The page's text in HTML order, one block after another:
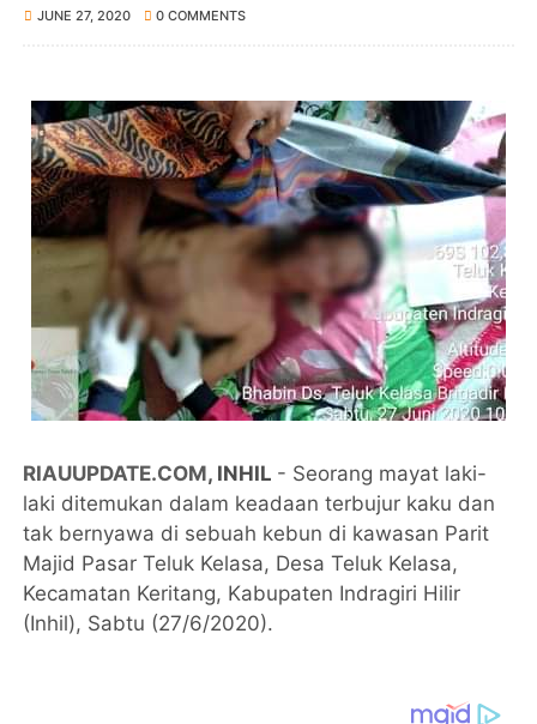
JUNE 27, 2020 0 COMMENTS
RIAUUPDATE.COM, INHIL - Seorang mayat laki-
laki ditemukan dalam keadaan terbujur kaku dan
tak bernyawa di sebuah kebun di kawasan Parit
Majid Pasar Teluk Kelasa, Desa Teluk Kelasa,
Kecamatan Keritang, Kabupaten Indragiri Hilir
(Inhil), Sabtu (27/6/2020).